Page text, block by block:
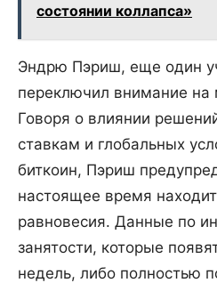
состоянии коллапса»
Эндрю Пэриш, еще один
переключил внимание на
Говоря о влиянии
ставкам и глобальных
биткоин, Пэриш
настоящее время
равновесия. Данные по
занятости, которые
недель, либо полностью